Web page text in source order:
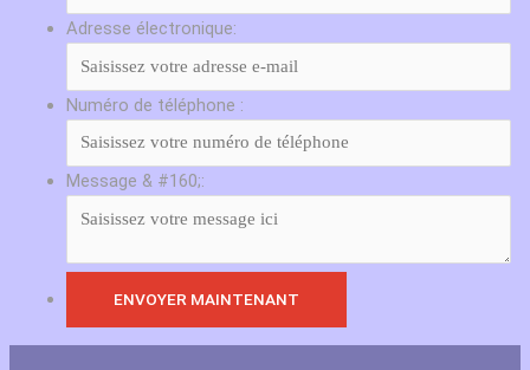
Adresse électronique:
Numéro de téléphone :
Message & #160;: